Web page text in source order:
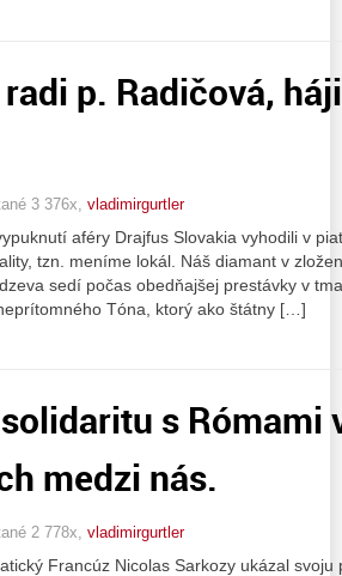
radi p. Radičová,
3 376x, vladimirgurtler
aféry Drajfus Slovakia vyhodili v
tzn. meníme lokál. Náš diamant v
sedí počas obedňajšej prestávky v
Tóna, ktorý ako štátny […]
s Rómami
medzi nás.
2 778x, vladimirgurtler
Francúz Nicolas Sarkozy ukázal